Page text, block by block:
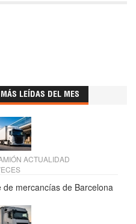
LEÍDAS DEL MES
ACTUALIDAD
mercancías de Barcelona